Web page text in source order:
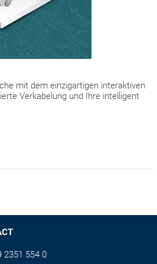
mit dem einzigartigen interaktiven
Verkabelung und Ihre intelligent
2351 554 0